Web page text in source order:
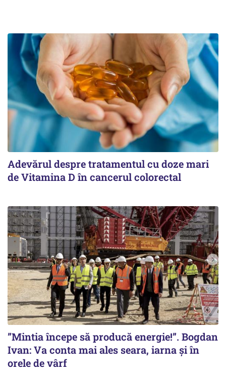
Adevărul despre tratamentul cu doze mari
de Vitamina D în cancerul colorectal
”Mintia începe să producă energie!”. Bogdan
Ivan: Va conta mai ales seara, iarna și în
orele de vârf